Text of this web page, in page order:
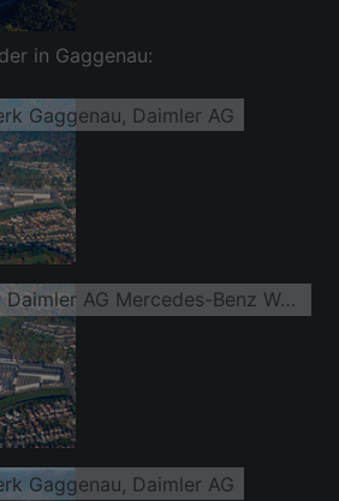
in Gaggenau:
Gaggenau, Daimler AG
Werksgelände der Daimler AG Mercedes-Benz Werk Gaggenau
Gaggenau, Daimler AG